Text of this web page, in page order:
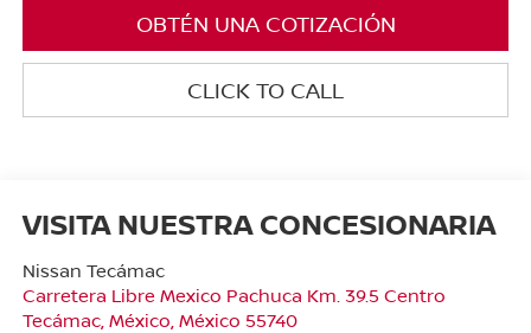
OBTÉN UNA COTIZACIÓN
CLICK TO CALL
VISITA NUESTRA CONCESIONARIA
Nissan Tecámac
Carretera Libre Mexico Pachuca Km. 39.5 Centro
Tecámac, México , México 55740